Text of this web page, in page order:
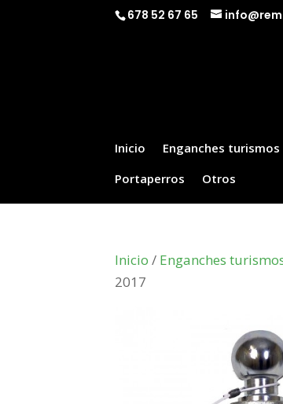
678 52 67 65
Inicio Enganches turismos
Portaperros
Otros
Inicio / Enganches
2017